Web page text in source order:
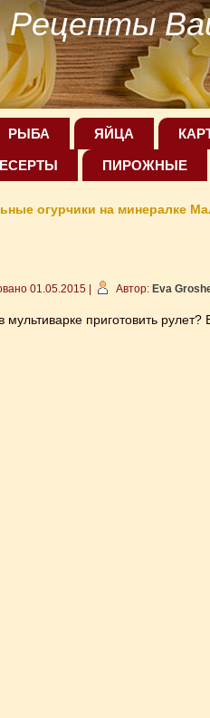
Рецепты
РЫБА ЯЙЦА
ПИРОЖНЫЕ
огурчики на минералке
01.05.2015 Автор: Eva
приготовить рулет?